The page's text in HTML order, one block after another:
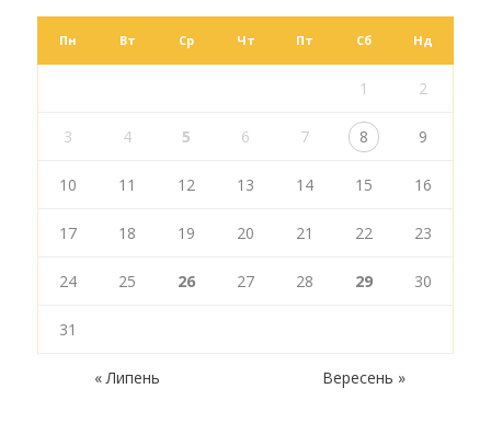
Пн Вт Ср Чт Пт Сб Нд
1 2
3 4 5 6 7 8 9
10 11 12 13 14 15 16
17 18 19 20 21 22 23
24 25 26 27 28 29 30
31
« Липень Вересень »